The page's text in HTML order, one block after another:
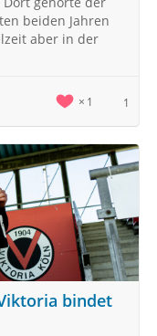
beiden Jahren
aber in der
1 1
bindet